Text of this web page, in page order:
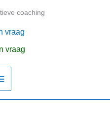
coaching
vraag
vraag